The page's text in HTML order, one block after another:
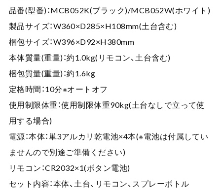
品番(型番)：MCB052K(ブラック)/MCB052W(ホワイト)
製品サイズ：W360×D285×H108mm(土台含む)
梱包サイズ：W396×D92×H380mm
本体質量(重量)：約1.0kg(リモコン、土台含む)
梱包質量(重量)：約1.6kg
定格時間：10分※オートオフ
使用制限体重：使用制限体重90kg(土台なしで立って使
用する場合)
電源：本体：単3アルカリ乾電池×4本(※電池は付属してい
ませんので別途ご準備ください)
リモコン：CR2032×1(ボタン電池)
セット内容：本体、土台、リモコン、スプレーボトル